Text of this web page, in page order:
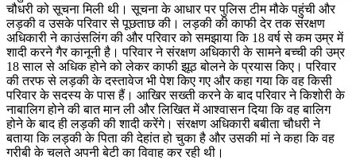
चौधरी को सूचना मिली थी। सूचना के आधार पर पुलिस टीम मौके पहुंची और
लड़की व उसके परिवार से पूछताछ की। लड़की की काफी देर तक संरक्षण
अधिकारी ने काउंसलिंग की और परिवार को समझाया कि 18 वर्ष से कम उम्र में
शादी करने गैर कानूनी है। परिवार ने संरक्षण अधिकारी के सामने बच्ची की उम्र
18 साल से अधिक होने को लेकर काफी झूठ बोलने के प्रयास किए। परिवार
की तरफ से लड़की के दस्तावेज भी पेश किए गए और कहा गया कि वह किसी
परिवार के सदस्य के पास हैं। आखिर सख्ती करने के बाद परिवार ने किशोरी के
नाबालिग होने की बात मान ली और लिखित में आश्वासन दिया कि वह बालिग
होने के बाद ही लड़की की शादी करेंगे। संरक्षण अधिकारी बबीता चौधरी ने
बताया कि लड़की के पिता की देहांत हो चुका है और उसकी मां ने कहा कि वह
गरीबी के चलते अपनी बेटी का विवाह कर रही थी।